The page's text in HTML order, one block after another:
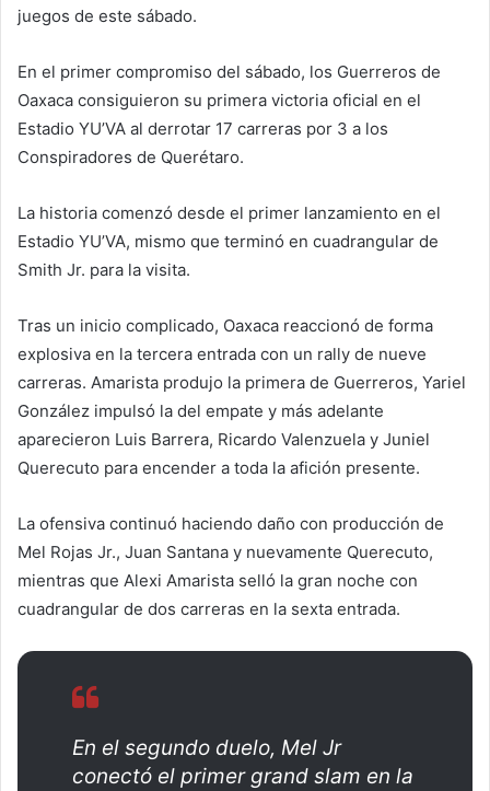
juegos de este sábado.
En el primer compromiso del sábado, los Guerreros de
Oaxaca consiguieron su primera victoria oficial en el
Estadio YU’VA al derrotar 17 carreras por 3 a los
Conspiradores de Querétaro.
La historia comenzó desde el primer lanzamiento en el
Estadio YU’VA, mismo que terminó en cuadrangular de
Smith Jr. para la visita.
Tras un inicio complicado, Oaxaca reaccionó de forma
explosiva en la tercera entrada con un rally de nueve
carreras. Amarista produjo la primera de Guerreros, Yariel
González impulsó la del empate y más adelante
aparecieron Luis Barrera, Ricardo Valenzuela y Juniel
Querecuto para encender a toda la afición presente.
La ofensiva continuó haciendo daño con producción de
Mel Rojas Jr., Juan Santana y nuevamente Querecuto,
mientras que Alexi Amarista selló la gran noche con
cuadrangular de dos carreras en la sexta entrada.
En el segundo duelo, Mel Jr
conectó el primer grand slam en la